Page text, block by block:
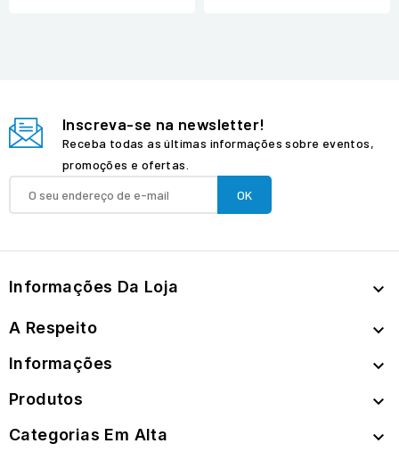
Inscreva-se na newsletter!
Receba todas as últimas informações sobre eventos,
promoções e ofertas.
Informações Da Loja 
A Respeito 
Informações 
Produtos 
Categorias Em Alta 